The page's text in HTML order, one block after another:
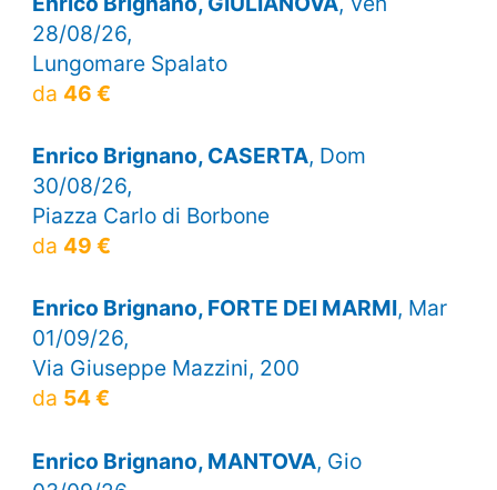
28/08/26,
Lungomare Spalato
da 46 €
Enrico Brignano, CASERTA, Dom
30/08/26,
Piazza Carlo di Borbone
da 49 €
Enrico Brignano, FORTE DEI MARMI, Mar
01/09/26,
Via Giuseppe Mazzini, 200
da 54 €
Enrico Brignano, MANTOVA, Gio